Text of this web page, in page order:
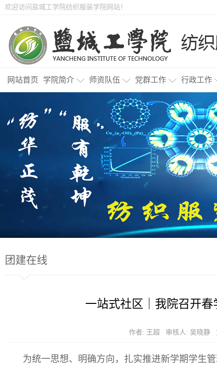
欢迎访问盐城工学院纺织服装学院网站！
网站首页 学院简介 师资队伍 党群工作 行政工作
团建在线
一站式社区｜我院召开
作者: 王超 审核人: 吴晓静
为统一思想、明确方向，扎实推进新学期学生